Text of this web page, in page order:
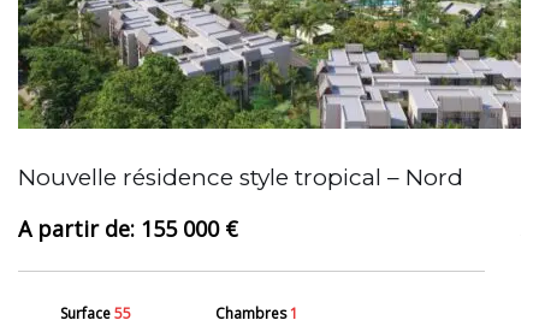
Nouvelle résidence style tropical – Nord
155 000 €
Surface55 Chambres1